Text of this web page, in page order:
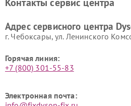
Адрес сервисного центра
г. Чебоксары, ул. Ленинского
Горячая линия:
+7 (800) 301-55-83
Электронная почта: